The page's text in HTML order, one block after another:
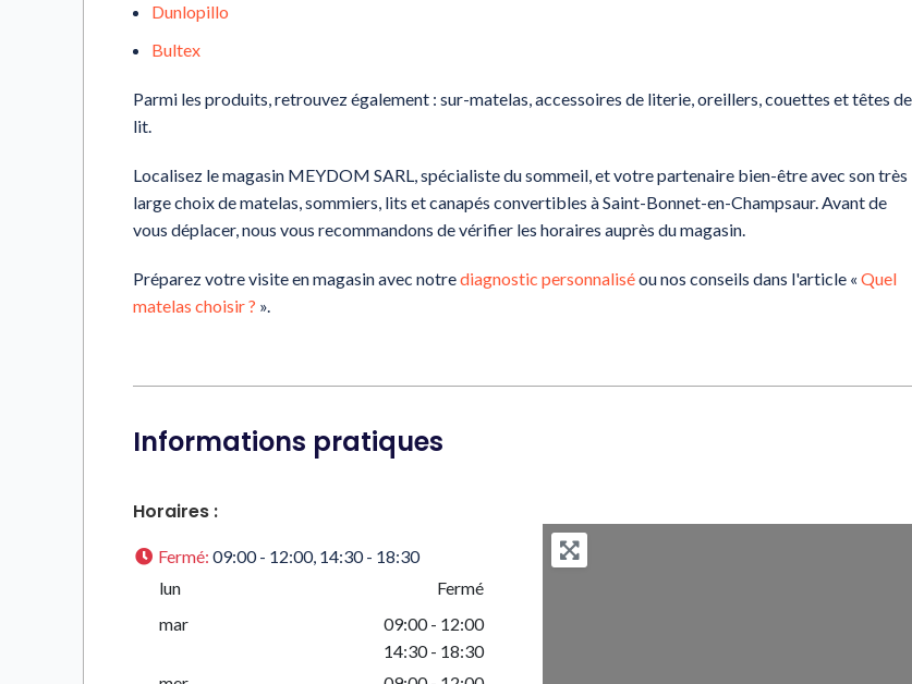
Dunlopillo
Bultex
Parmi les produits, retrouvez également : sur-matelas, accessoires de literie, oreillers, couettes et têtes de
lit.
Localisez le magasin MEYDOM SARL, spécialiste du sommeil, et votre partenaire bien-être avec son très
large choix de matelas, sommiers, lits et canapés convertibles à Saint-Bonnet-en-Champsaur. Avant de
vous déplacer, nous vous recommandons de vérifier les horaires auprès du magasin.
Préparez votre visite en magasin avec notrediagnostic personnaliséou nos conseils dans l'article « Quel
matelas choisir ? ».
Informations pratiques
Horaires :
Fermé: 09:00 - 12:00, 14:30 - 18:30
lun
Fermé
mar
09:00 - 12:00
14:30 - 18:30